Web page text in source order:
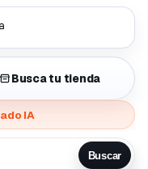
Busca tu tienda
IA
Buscar